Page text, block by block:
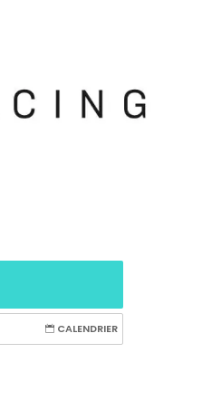
CALENDRIER